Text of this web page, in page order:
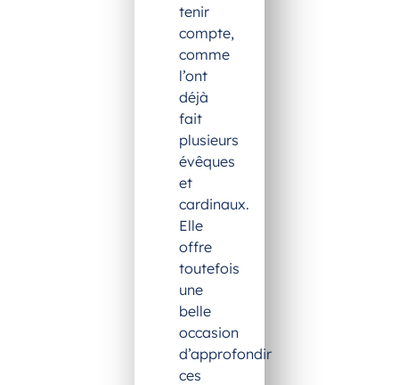
tenir
compte,
comme
l’ont
déjà
fait
plusieurs
évêques
et
cardinaux.
Elle
offre
toutefois
une
belle
occasion
d’approfondir
ces